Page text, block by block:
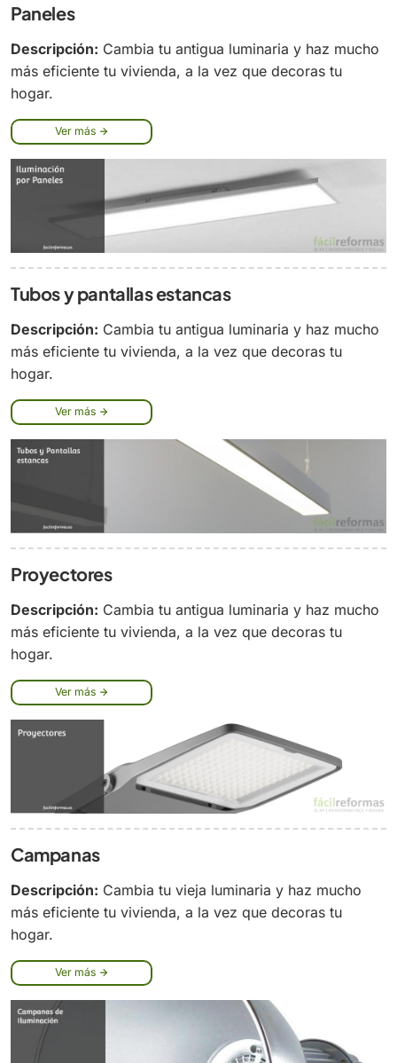
Paneles
Descripción: Cambia tu antigua luminaria y haz mucho
más eficiente tu vivienda, a la vez que decoras tu
hogar.
Ver más
Tubos y pantallas estancas
Descripción: Cambia tu antigua luminaria y haz mucho
más eficiente tu vivienda, a la vez que decoras tu
hogar.
Ver más
Proyectores
Descripción: Cambia tu antigua luminaria y haz mucho
más eficiente tu vivienda, a la vez que decoras tu
hogar.
Ver más
Campanas
Descripción: Cambia tu vieja luminaria y haz mucho
más eficiente tu vivienda, a la vez que decoras tu
hogar.
Ver más